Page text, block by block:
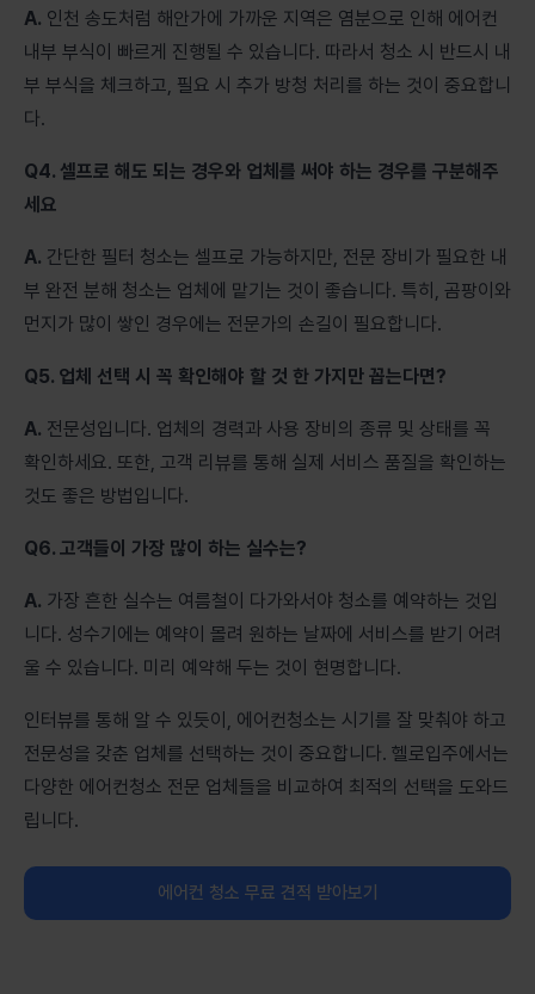
A. 인천 송도처럼 해안가에 가까운 지역은 염분으로 인해 에어컨
내부 부식이 빠르게 진행될 수 있습니다. 따라서 청소 시 반드시 내
부 부식을 체크하고, 필요 시 추가 방청 처리를 하는 것이 중요합니
다.
Q4. 셀프로 해도 되는 경우와 업체를 써야 하는 경우를 구분해주
세요
A. 간단한 필터 청소는 셀프로 가능하지만, 전문 장비가 필요한 내
부 완전 분해 청소는 업체에 맡기는 것이 좋습니다. 특히, 곰팡이와
먼지가 많이 쌓인 경우에는 전문가의 손길이 필요합니다.
Q5. 업체 선택 시 꼭 확인해야 할 것 한 가지만 꼽는다면?
A. 전문성입니다. 업체의 경력과 사용 장비의 종류 및 상태를 꼭
확인하세요. 또한, 고객 리뷰를 통해 실제 서비스 품질을 확인하는
것도 좋은 방법입니다.
Q6. 고객들이 가장 많이 하는 실수는?
A. 가장 흔한 실수는 여름철이 다가와서야 청소를 예약하는 것입
니다. 성수기에는 예약이 몰려 원하는 날짜에 서비스를 받기 어려
울 수 있습니다. 미리 예약해 두는 것이 현명합니다.
인터뷰를 통해 알 수 있듯이, 에어컨청소는 시기를 잘 맞춰야 하고
전문성을 갖춘 업체를 선택하는 것이 중요합니다. 헬로입주에서는
다양한 에어컨청소 전문 업체들을 비교하여 최적의 선택을 도와드
립니다.
에어컨 청소 무료 견적 받아보기